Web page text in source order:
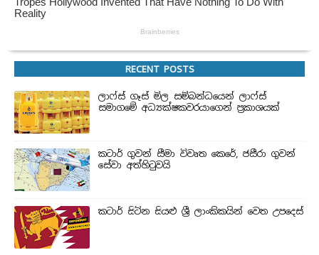
RECENT POSTS
ලාෆ්ස් ගෑස් මිල සම්බන්ධයෙන් ලාෆ්ස්
සමාගමේ අධ්‍යක්ෂකවරයාගෙන් ප්‍රකාශයක්
කටාර් ගුවන් සීමා විවෘත කෙරේ, ජසීරා ගුවන්
සේවා අත්හි‍ටුවයි
කටාර් සිටින සියළු ශ්‍රී ලාංකිකයින් වෙත උපදෙස්